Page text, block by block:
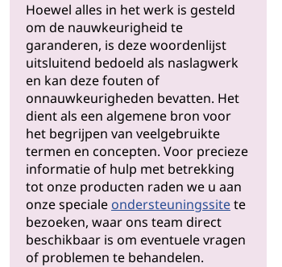
Hoewel alles in het werk is gesteld
om de nauwkeurigheid te
garanderen, is deze woordenlijst
uitsluitend bedoeld als naslagwerk
en kan deze fouten of
onnauwkeurigheden bevatten. Het
dient als een algemene bron voor
het begrijpen van veelgebruikte
termen en concepten. Voor precieze
informatie of hulp met betrekking
tot onze producten raden we u aan
onze speciale ondersteuningssitete
bezoeken, waar ons team direct
beschikbaar is om eventuele vragen
of problemen te behandelen.